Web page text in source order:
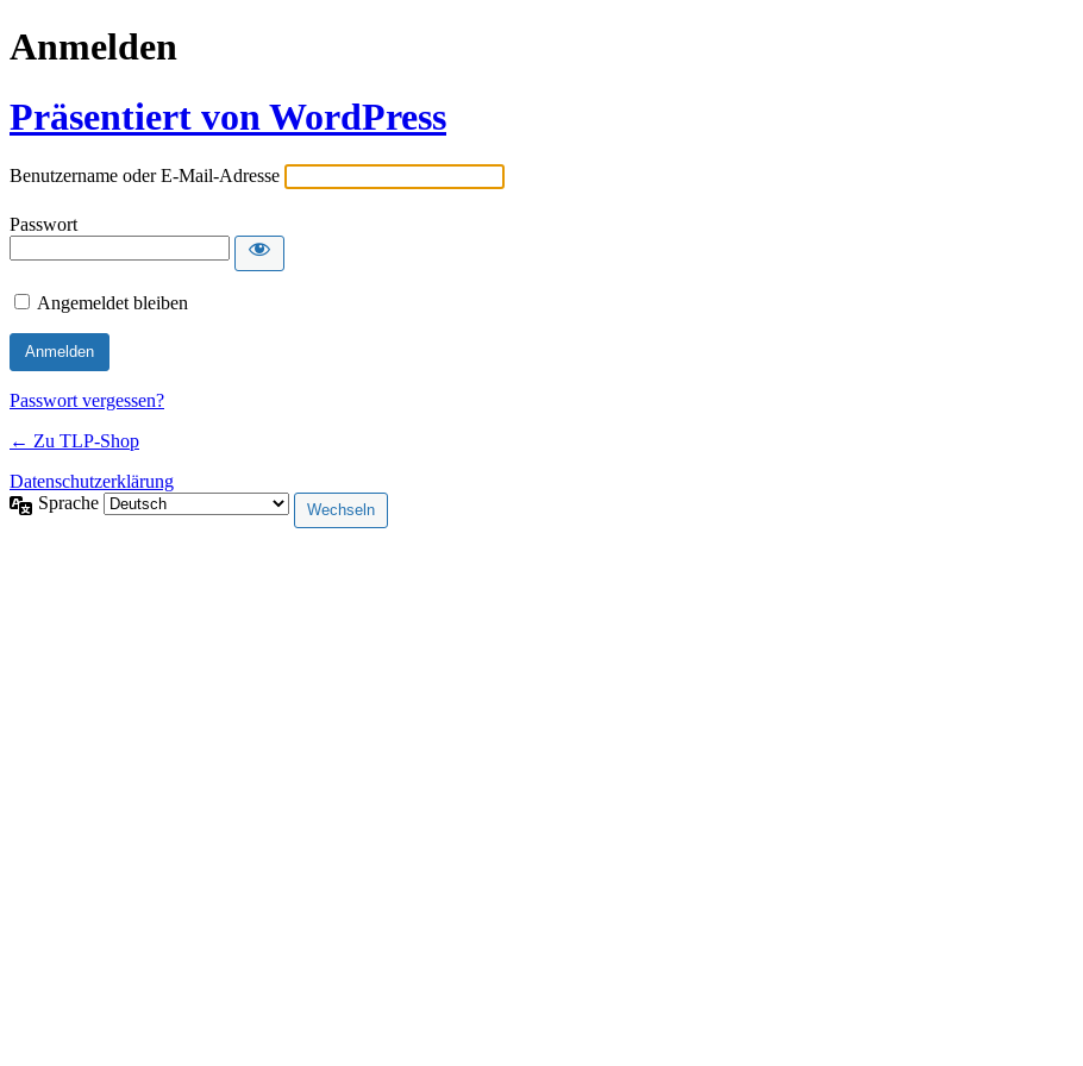
Anmelden
Präsentiert von WordPress
Benutzername oder E-Mail-Adresse
Passwort
Angemeldet bleiben
Passwort vergessen?
← Zu TLP-Shop
Datenschutzerklärung
Sprache